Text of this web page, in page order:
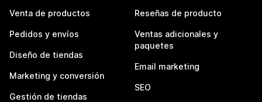
Venta de productos
Pedidos y envíos
Diseño de tiendas
Marketing y conversión
Gestión de tiendas
Reseñas de producto
Ventas adicionales y
paquetes
Email marketing
SEO